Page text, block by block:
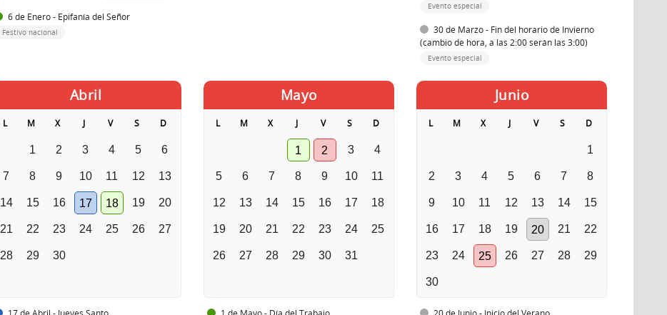
6 de Enero - Epifanía del Señor
Festivo nacional
Evento especial
30 de Marzo - Fin del horario de Invierno
(cambio de hora, a las 2:00 serán las 3:00)
Evento especial
Abril
L M X J V S D
1 2 3 4 5 6
7 8 9 10 11 12 13
14 15 16 17 18 19 20
21 22 23 24 25 26 27
28 29 30
Mayo
L M X J V S D
1 2 3 4
5 6 7 8 9 10 11
12 13 14 15 16 17 18
19 20 21 22 23 24 25
26 27 28 29 30 31
Junio
L M X J V S D
1
2 3 4 5 6 7 8
9 10 11 12 13 14 15
16 17 18 19 20 21 22
23 24 25 26 27 28 29
30